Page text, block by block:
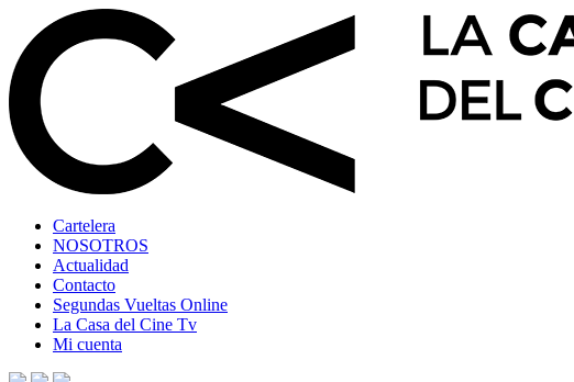
Cartelera
NOSOTROS
Actualidad
Contacto
Segundas Vueltas Online
La Casa del Cine Tv
Mi cuenta